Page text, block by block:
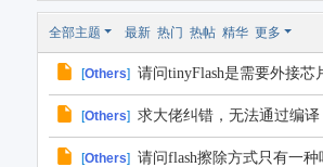
全部主题 最新 热门 热帖 精华 更多
[Others] 请问tinyFlash是需要外接芯
[Others] 求大佬纠错，无法通过编译
[Others] 请问flash擦除方式只有一种